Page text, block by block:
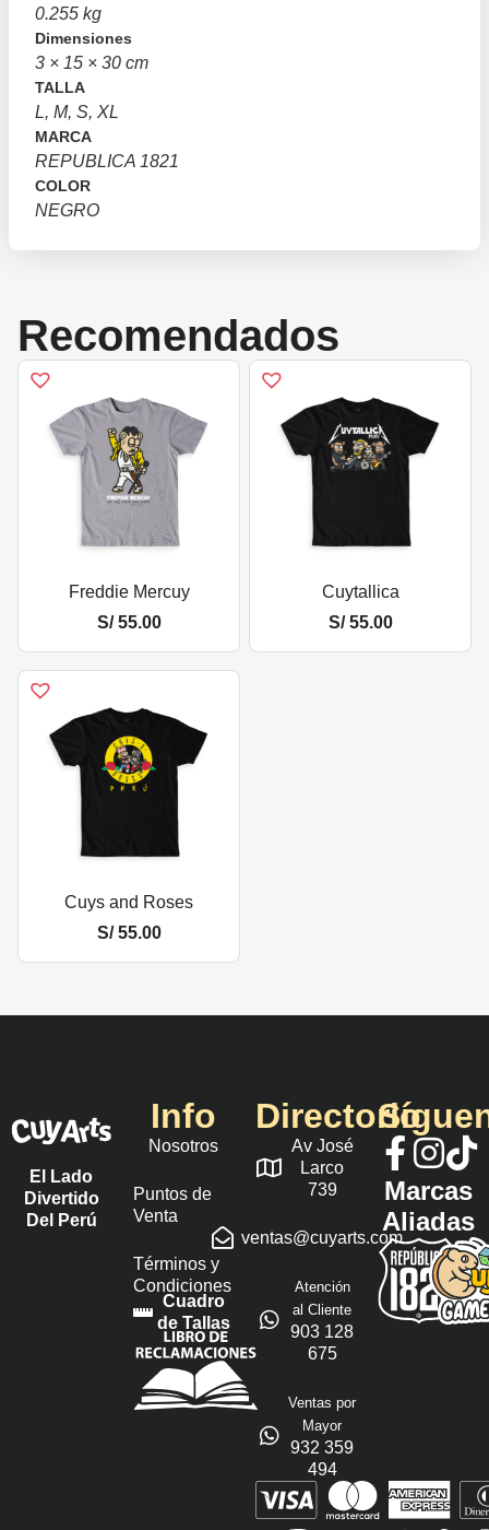
0.255 kg
Dimensiones
3 × 15 × 30 cm
TALLA
L, M, S, XL
MARCA
REPUBLICA 1821
COLOR
NEGRO
Recomendados
Freddie Mercuy
S/55.00
Cuytallica
S/55.00
Cuys and Roses
S/55.00
El Lado
Divertido
Del Perú
Info
Nosotros
Puntos de
Venta
Términos y
Condiciones
Cuadro
de Tallas
Directorio
Av José
Larco
739
ventas@cuyarts.com
Atención
al Cliente
903 128
675
Ventas por
Mayor
932 359
494
Marcas
Aliadas